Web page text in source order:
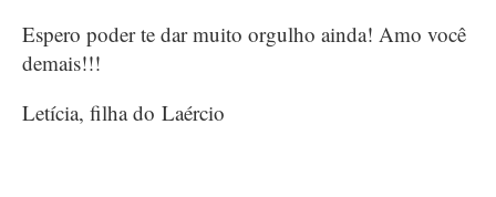
Espero poder te dar muito orgulho ainda! Amo você
demais!!!
Letícia, filha do Laércio